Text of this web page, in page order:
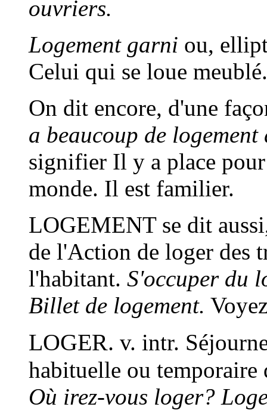
ouvriers.
Logement garni ou,
Celui qui se loue meublé.
On dit encore, d'une
a beaucoup de logement
signifier Il y a place
monde. Il est familier.
LOGEMENTse dit
de l'Action de loger des
l'habitant. S'occuper du
Billet de logement.
LOGER. v. intr.
habituelle ou temporaire
Où irez-vous loger?